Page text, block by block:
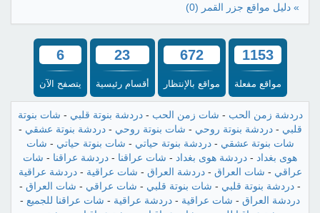
» دليل مواقع جزر القمر (0)
1153
مواقع مفعلة
672
مواقع بالإنتظار
23
أقسام رئيسية
6
يتصفح الآن
دردشة زمن الحب - شات زمن الحب -دردشة بنوتة قلبي - شات بنوتة
قلبي -دردشة بنوتة روحي - شات بنوتة روحي -دردشة بنوتة عشقي -
شات بنوتة عشقي -دردشة بنوتة حياتي - شات بنوتة حياتي - شات
هوى بغداد - دردشة هوى بغداد - شات عراقنا - دردشة عراقنا - شات
عراقي - شات العراق -دردشة العراق - شات عراقية -دردشة عراقية
- دردشة بنوتة قلبي - شات بنوتة قلبي - شات عراقي - شات العراق -
دردشة العراق - شات عراقية - دردشة عراقية - شات عراقنا للجميع -